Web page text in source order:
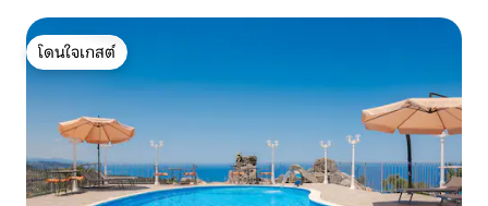
โดนใจเกสต์
โดนใจเกสต์